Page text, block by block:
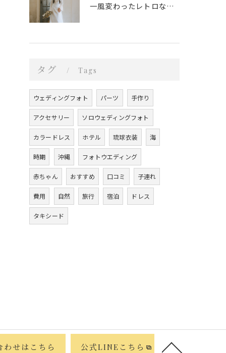
一風変わったレトロなウェディングフォト
タグ Tags
ウェディングフォト パーツ 手作り
アクセサリー ソロウェディングフォト
カラードレス ホテル 琉球衣装 海
時期 沖縄 フォトウエディング
赤ちゃん おすすめ 口コミ 子連れ
費用 自然 旅行 宿泊 ドレス
タキシード
わせはこちら 公式LINEこちら